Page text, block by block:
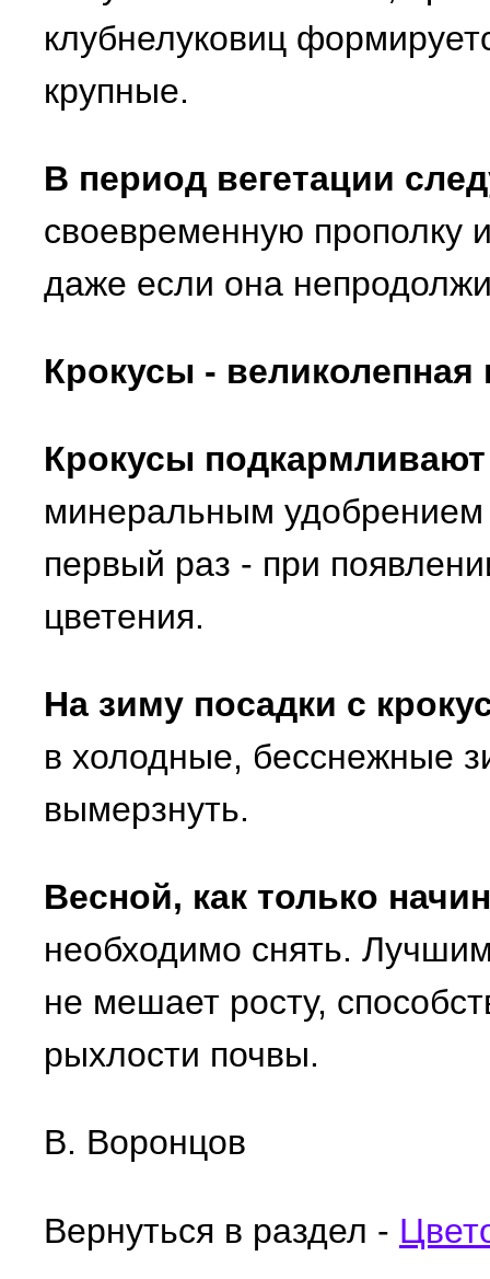
клубнелуковиц
крупные.
В период вегетации
своевременную прополку
даже если она
Крокусы - великолепная
Крокусы
минеральным удобрением
первый раз - при
цветения.
На зиму посадки с
в холодные, бесснежные
вымерзнуть.
Весной, как только
необходимо снять.
не мешает росту,
рыхлости почвы.
В. Воронцов
Вернуться в раздел -